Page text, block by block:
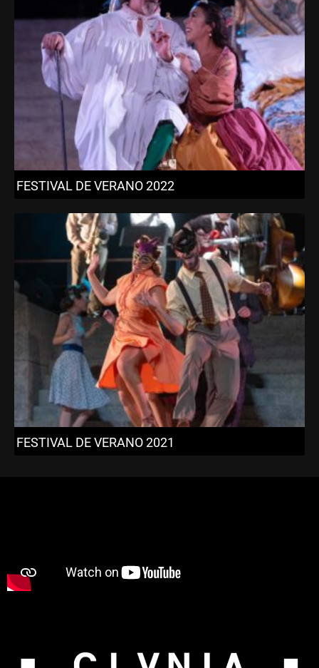
FESTIVAL DE VERANO 2022
FESTIVAL DE VERANO 2021